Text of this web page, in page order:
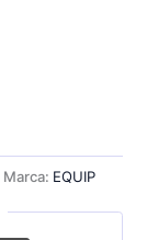
Marca: EQUIP